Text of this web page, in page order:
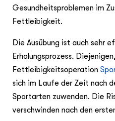
Gesundheitsproblemen im
Fettleibigkeit.
Die Ausübung ist auch sehr
Erholungsprozess.
Fettleibigkeitsoperation
sich im Laufe der Zeit nach
Sportarten zuwenden. Die
verschwinden nach den